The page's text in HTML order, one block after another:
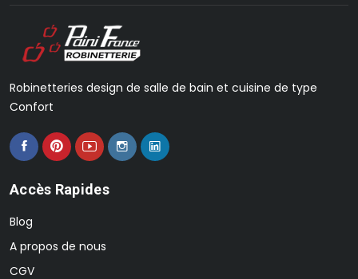
Robinetteries design de salle de bain et cuisine de type
Confort
Accès Rapides
Blog
A propos de nous
CGV